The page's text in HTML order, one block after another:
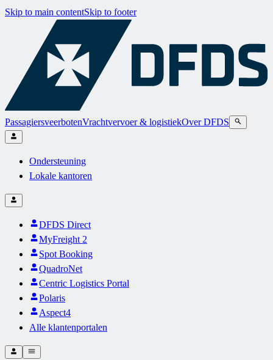
Skip to main contentSkip to footer
PassagiersveerbotenVrachtvervoer & logistiekOver DFDS
Ondersteuning
Lokale kantoren
DFDS Direct
MyFreight 2
Spot Booking
QuadroNet
Centric Logistics Portal
Polaris
Aspect4
Alle klantenportalen